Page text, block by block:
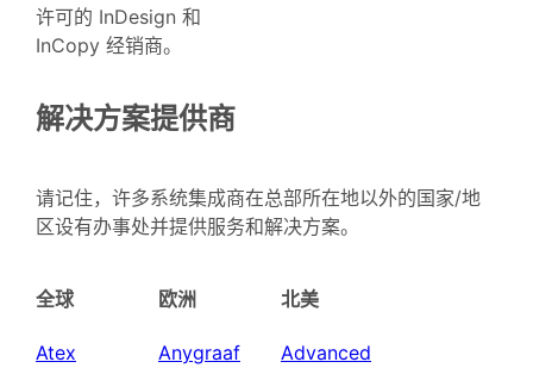
许可的 InDesign 和
InCopy 经销商。
解决方案提供商
请记住，许多系统集成商在总部所在地以外的国家/地
区设有办事处并提供服务和解决方案。
全球
Atex
欧洲
Anygraaf
北美
Advanced